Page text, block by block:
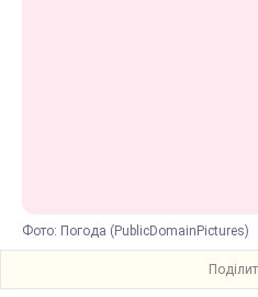
Фото: Погода (PublicDomainPictures)